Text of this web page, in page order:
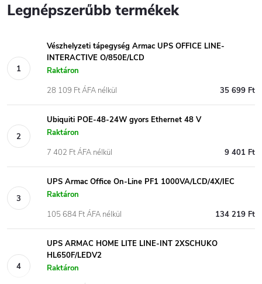
Legnépszerűbb termékek
Vészhelyzeti tápegység Armac UPS OFFICE LINE-
INTERACTIVE O/850E/LCD
Raktáron
35 699 Ft
28 109 Ft ÁFA nélkül
Ubiquiti POE-48-24W gyors Ethernet 48 V
Raktáron
9 401 Ft
7 402 Ft ÁFA nélkül
UPS Armac Office On-Line PF1 1000VA/LCD/4X/IEC
Raktáron
134 219 Ft
105 684 Ft ÁFA nélkül
UPS ARMAC HOME LITE LINE-INT 2XSCHUKO
HL650F/LEDV2
Raktáron